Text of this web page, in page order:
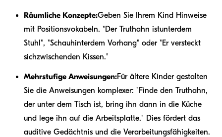
Räumliche Konzepte:Geben Sie Ihrem Kind Hinweise
mit Positionsvokabeln. "Der Truthahn istunterdem
Stuhl", "Schauhinterdem Vorhang" oder "Er versteckt
sichzwischenden Kissen."
Mehrstufige Anweisungen:Für ältere Kinder gestalten
Sie die Anweisungen komplexer: "Finde den Truthahn,
der unter dem Tisch ist, bring ihn dann in die Küche
und lege ihn auf die Arbeitsplatte." Dies fördert das
auditive Gedächtnis und die Verarbeitungsfähigkeiten.